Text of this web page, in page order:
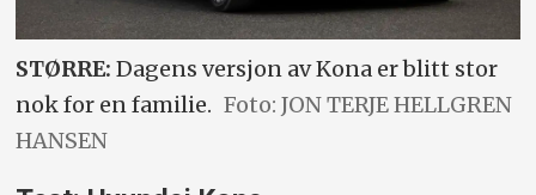
STØRRE: Dagens versjon av Kona er blitt stor
nok for en familie. Foto: JON TERJE HELLGREN
HANSEN